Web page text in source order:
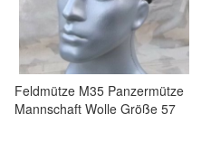
Feldmütze M35 Panzermütze
Mannschaft Wolle Größe 57